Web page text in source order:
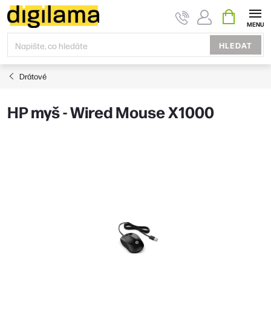
Přejít
na
obsah
HLEDAT
KOŠÍK
Drátové
HP myš - Wired Mouse X1000